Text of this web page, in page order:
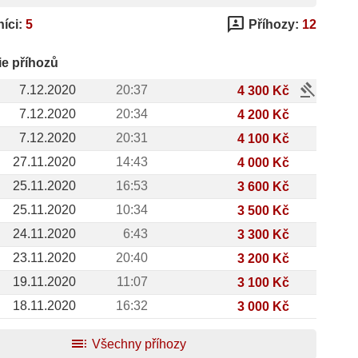
5 3p Příhozy: 12
příhozů
7.12.2020
20:37 4 300 Kč gavel
7.12.2020 20:34
4 200 Kč
7.12.2020
20:31
4 100 Kč
27.11.2020
14:43
4 000 Kč
25.11.2020
16:53
3 600 Kč
25.11.2020
10:34
3 500 Kč
24.11.2020
6:43
3 300 Kč
23.11.2020
20:40
3 200 Kč
19.11.2020
11:07
3 100 Kč
18.11.2020
16:32 3 000 Kč
toc Všechny příhozy